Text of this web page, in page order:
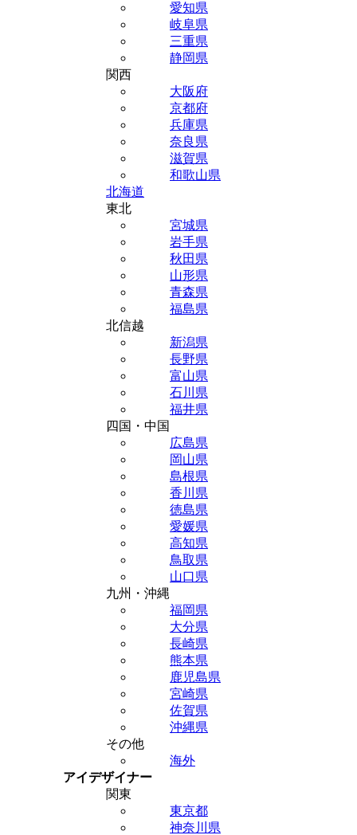
愛知県
岐阜県
三重県
静岡県
関西
大阪府
京都府
兵庫県
奈良県
滋賀県
和歌山県
北海道
東北
宮城県
岩手県
秋田県
山形県
青森県
福島県
北信越
新潟県
長野県
富山県
石川県
福井県
四国・中国
広島県
岡山県
島根県
香川県
徳島県
愛媛県
高知県
鳥取県
山口県
九州・沖縄
福岡県
大分県
長崎県
熊本県
鹿児島県
宮崎県
佐賀県
沖縄県
その他
海外
アイデザイナー
関東
東京都
神奈川県